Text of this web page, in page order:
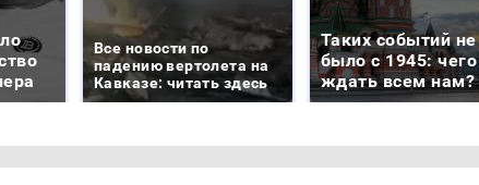
Все новости по
падению вертолета на
Кавказе: читать здесь
Таких событий не
было с 1945: чего
ждать всем нам?